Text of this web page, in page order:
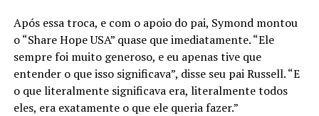
Após essa troca, e com o apoio do pai, Symond montou
o “Share Hope USA” quase que imediatamente. “Ele
sempre foi muito generoso, e eu apenas tive que
entender o que isso significava”, disse seu pai Russell. “E
o que literalmente significava era, literalmente todos
eles, era exatamente o que ele queria fazer.”